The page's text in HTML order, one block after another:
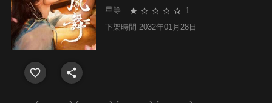
星等 1
下架時間 2032年01月28日